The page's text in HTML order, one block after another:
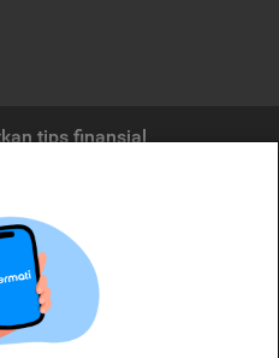
tips finansial
jasa keuangan yang terdaftar di
layanan jasa keuangan yang
dan/atau layanan jasa keuangan yang
bertanggung jawab atas tuntutan